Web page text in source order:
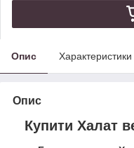
Опис Характеристики
Опис
Купити Халат